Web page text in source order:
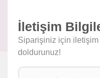
İletişim
Siparişiniz için
doldurunuz!